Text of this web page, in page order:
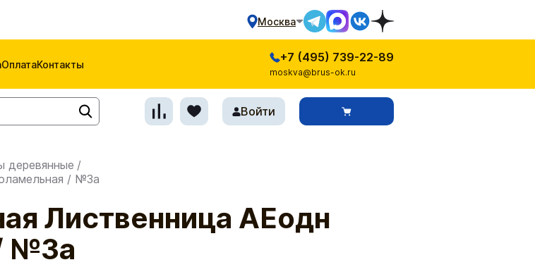
Москва
ОплатаКонтакты
+7 (495) 739-22-89
moskva@brus-ok.ru
Войти
деревянные /
/ №3а
Лиственница АЕодн
№3а